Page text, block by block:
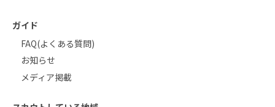
ガイド
FAQ(よくある質問)
お知らせ
メディア掲載